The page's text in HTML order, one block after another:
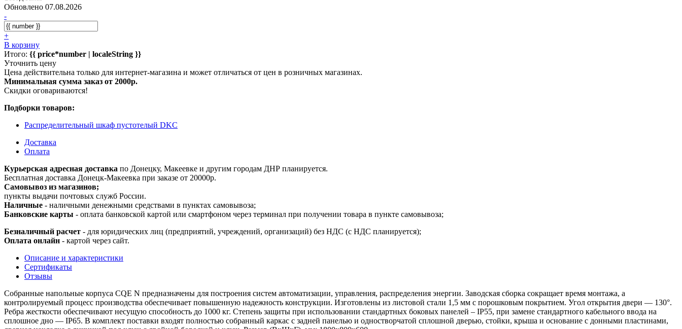
Обновлено 07.08.2026
-
+
В корзину
Итого: {{ price*number | localeString }}
Уточнить цену
Цена действительна только для интернет-магазина и может отличаться от цен в розничных магазинах.
Минимальная сумма заказ от 2000р.
Скидки оговариваются!
Подборки товаров:
Распределительный шкаф пустотелый DKC
Доставка
Оплата
Курьерская адресная доставка по Донецку, Макеевке и другим городам ДНР планируется.
Бесплатная доставка Донецк-Макеевка при заказе от 20000р.
Самовывоз из магазинов;
пункты выдачи почтовых служб России.
Наличные - наличными денежными средствами в пунктах самовывоза;
Банковские карты - оплата банковской картой или смартфоном через терминал при получении товара в пункте самовывоза;
Безналичный расчет - для юридических лиц (предприятий, учреждений, организаций) без НДС (с НДС планируется);
Оплата онлайн - картой через сайт.
Описание и характеристики
Сертификаты
Отзывы
Собранные напольные корпуса CQE N предназначены для построения систем автоматизации, управления, распределения энергии. Заводская сборка сокращает время монтажа, а
контролируемый процесс производства обеспечивает повышенную надежность конструкции. Изготовлены из листовой стали 1,5 мм с порошковым покрытием. Угол открытия двери — 130°.
Ребра жесткости обеспечивают несущую способность до 1000 кг. Степень защиты при использовании стандартных боковых панелей – IP55, при замене стандартного кабельного ввода на
сплошное дно — IP65. В комплект поставки входят полностью собранный каркас с задней панелью и одностворчатой сплошной дверью, стойки, крыша и основание с донными пластинами,